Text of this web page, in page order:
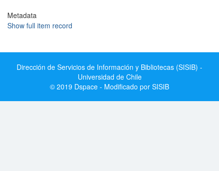
Metadata
Show full item record
Dirección de Servicios de Información y Bibliotecas (SISIB) -
Universidad de Chile
© 2019 Dspace - Modificado por SISIB